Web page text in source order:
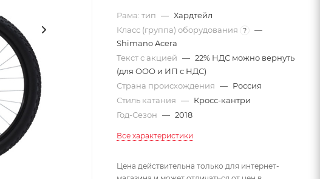
Рама: тип — Хардтейл
Класс (группа) оборудования
?
—
Shimano Acera
Текст с акцией — 22% НДС можно вернуть
(для ООО и ИП с НДС)
Страна происхождения — Россия
Стиль катания — Кросс-кантри
Год-Сезон — 2018
Все характеристики
Цена действительна только для интернет-